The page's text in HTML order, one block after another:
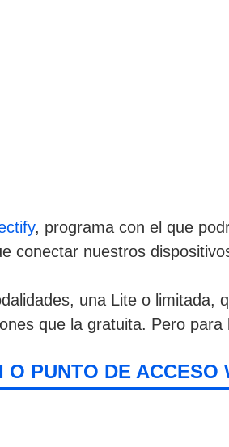
, programa con el que
conectar nuestros
una Lite o
que la gratuita. Pero
PUNTO DE